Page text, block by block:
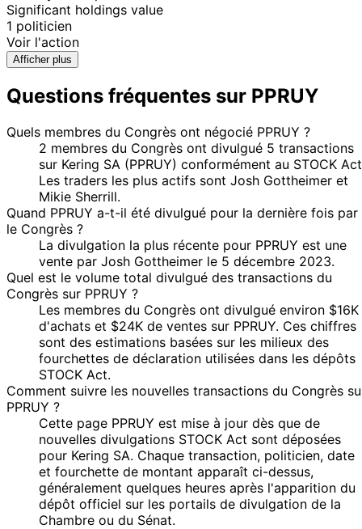
Significant holdings value
1 politicien
Voir l'action
Afficher plus
Questions fréquentes sur PPRUY
Quels membres du Congrès ont négocié PPRUY ?
2 membres du Congrès ont divulgué 5 transactions
sur Kering SA (PPRUY) conformément au STOCK
Les traders les plus actifs sont Josh Gottheimer et
Mikie Sherrill.
Quand PPRUY a-t-il été divulgué pour la dernière fois par
le Congrès ?
La divulgation la plus récente pour PPRUY est une
vente par Josh Gottheimer le 5 décembre 2023.
Quel est le volume total divulgué des transactions du
Congrès sur PPRUY ?
Les membres du Congrès ont divulgué environ $16K
d'achats et $24K de ventes sur PPRUY. Ces chiffres
sont des estimations basées sur les milieux des
fourchettes de déclaration utilisées dans les dépôts
STOCK Act.
Comment suivre les nouvelles transactions du Congrès
PPRUY ?
Cette page PPRUY est mise à jour dès que de
nouvelles divulgations STOCK Act sont déposées
pour Kering SA. Chaque transaction, politicien, date
et fourchette de montant apparaît ci-dessus,
généralement quelques heures après l'apparition du
dépôt officiel sur les portails de divulgation de la
Chambre ou du Sénat.